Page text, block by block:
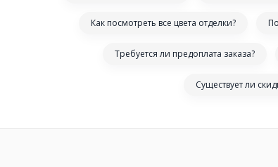
Как посмотреть все цвета отделки?
Требуется ли предоплата заказа?
Существует ли